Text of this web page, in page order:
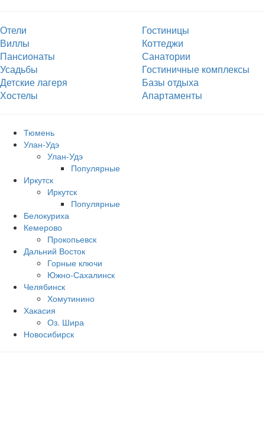
Отели
Гостиницы
Виллы
Коттеджи
Пансионаты
Санатории
Усадьбы
Гостиничные комплексы
Детские лагеря
Базы отдыха
Хостелы
Апартаменты
Тюмень
Улан-Удэ
Улан-Удэ
Популярные
Иркутск
Иркутск
Популярные
Белокуриха
Кемерово
Прокопьевск
Дальний Восток
Горные ключи
Южно‐Сахалинск
Челябинск
Хомутинино
Хакасия
Оз. Шира
Новосибирск